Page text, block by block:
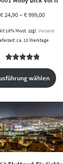
€24,90–€999,00
19% Mwst. zzgl.Versand
ca. 10 Werktage
mit5.00
von 5,
Kundenbewertungen
wählen